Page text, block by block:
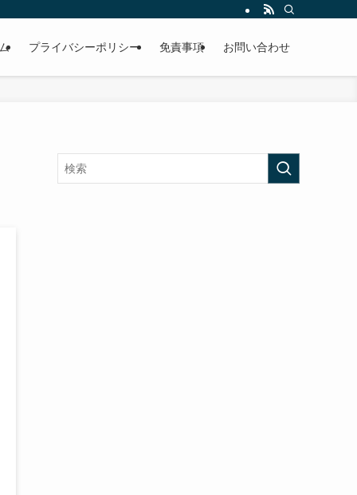
プライバシーポリシー 免責事項 お問い合わせ